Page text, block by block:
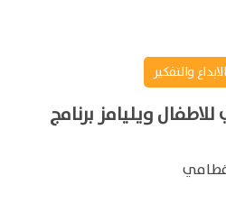
والتفكير
ويليامز برنامج
قطامي